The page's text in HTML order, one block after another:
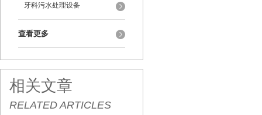
牙科污水处理设备
查看更多
相关文章
RELATED ARTICLES